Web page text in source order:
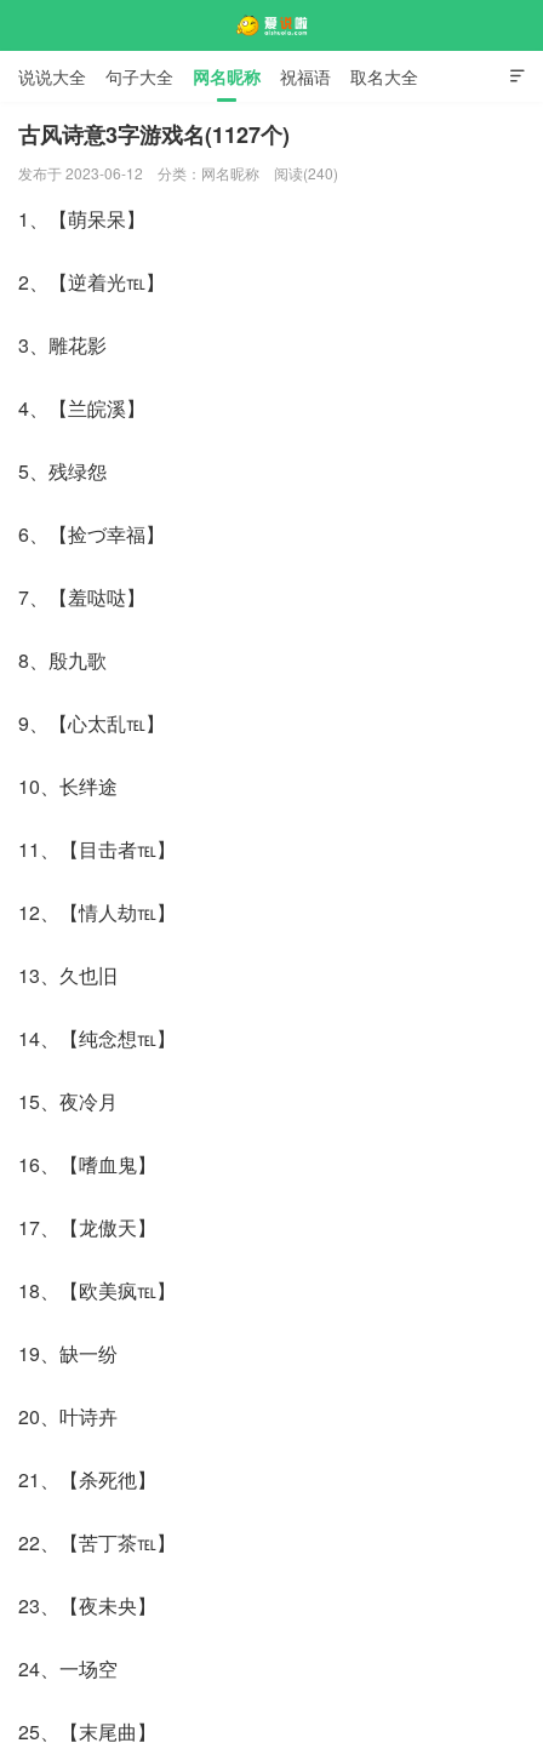

说说大全 句子大全 网名昵称 祝福语 取名大全
标语口号 签名大全
古风诗意3字游戏名(1127个)
发布于 2023-06-12 分类： 网名昵称 阅读(240)
1、【萌呆呆】
2、【逆着光℡】
3、雕花影
4、【兰皖溪】
5、残绿怨
6、【捡づ幸福】
7、【羞哒哒】
8、殷九歌
9、【心太乱℡】
10、长绊途
11、【目击者℡】
12、【情人劫℡】
13、久也旧
14、【纯念想℡】
15、夜冷月
16、【嗜血鬼】
17、【龙傲天】
18、【欧美疯℡】
19、缺一纷
20、叶诗卉
21、【杀死彵】
22、【苦丁茶℡】
23、【夜未央】
24、一场空
25、【末尾曲】